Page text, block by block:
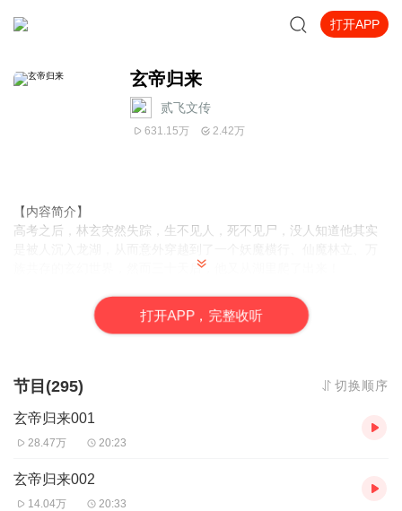
打开APP
玄帝归来
贰飞文传
631.15万 2.42万
【内容简介】
高考之后，林玄突然失踪，生不见人，死不见尸，没人知道他其实
族共存的玄幻世界，然而三十天后，他又从湖里爬了出来！
【作者/主播简介】
作者：微笑大师，网络小说作家。
【购买须知】
听，可下载重复收听。
2、版权归原作者所有，严禁翻录成任何形式，严禁在任何第三方平
3、如在充值/购买环节遇到问题，可以通过页面右上方按钮，分享至
打开APP，完整收听
节目(295) 切换顺序
玄帝归来001
28.47万 20:23
玄帝归来002
14.04万 20:33